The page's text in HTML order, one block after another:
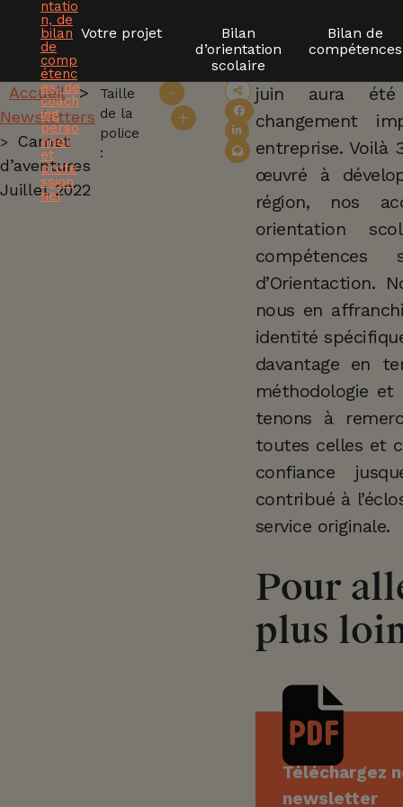
au
contenu
Votre projet
Bilan
d’orientation
scolaire
Bilan de
compétences
Accueil
>
Newsletters
>
Carnet
d’aventures
Juillet 2022
Taille
de la
police
:
-
+
À la croisée des
juin aura
changement
entreprise. Voilà
œuvré à
région, nos
orientation
d’Orientaction.
nous en
identité
davantage en
méthodologie et
tenons à
toutes celles et
confiance
contribué à
service originale.
Pour
plus
Téléchargez
newsletter